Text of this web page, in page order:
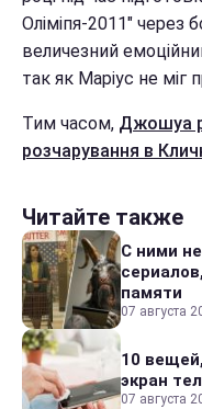
Оліміпя-2011" через
величезний
так як Маріус не міг
Тим часом, Джошуа
розчарування в
Читайте также
С ними
памяти
07 августа
10
экран
07 августа